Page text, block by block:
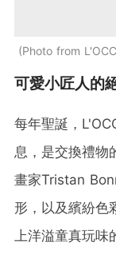
Photo from
可愛小匠人的
每年聖誕，
息，是交換禮物
畫家Tristan
形，以及繽紛色
上洋溢童真玩